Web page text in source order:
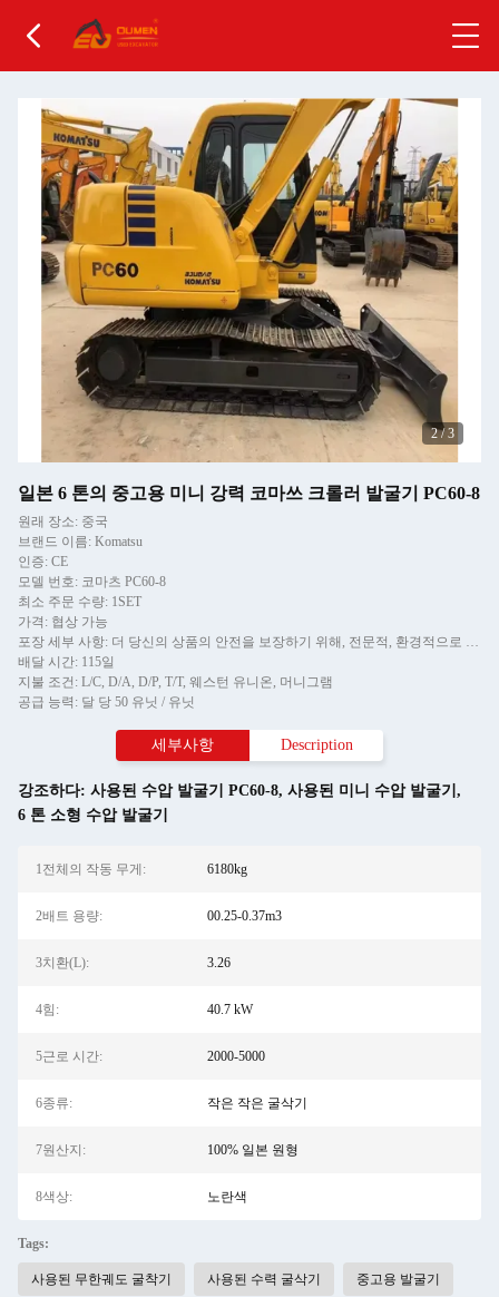
2/3
일본 6 톤의 중고용 미니 강력 코마쓰 크롤러 발굴기 PC60-8
원래 장소: 중국
브랜드 이름: Komatsu
인증: CE
모델 번호: 코마츠 PC60-8
최소 주문 수량: 1SET
가격: 협상 가능
포장 세부 사항: 더 당신의 상품의 안전을 보장하기 위해, 전문적, 환경적으로 우호적이고 편리하고 효율적 패키징 서비스는 제공될 것입니다.
배달 시간: 115일
지불 조건: L/C, D/A, D/P, T/T, 웨스턴 유니온, 머니그램
공급 능력: 달 당 50 유닛 / 유닛
세부사항 Description
강조하다: 사용된 수압 발굴기 PC60-8, 사용된 미니 수압 발굴기 ,
6 톤 소형 수압 발굴기
1전체의 작동 무게: 6180kg
2배트 용량: 00.25-0.37m3
3치환(L): 3.26
4힘: 40.7 kW
5근로 시간: 2000-5000
6종류: 작은 작은 굴삭기
7원산지: 100% 일본 원형
8색상: 노란색
Tags:
사용된 무한궤도 굴착기 사용된 수력 굴삭기 중고용 발굴기